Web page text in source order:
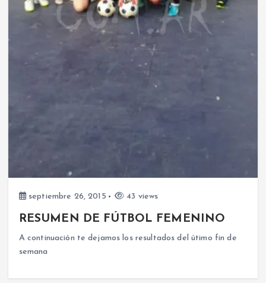
septiembre 26, 2015 43 views
RESUMEN DE FÚTBOL FEMENINO
A continuación te dejamos los resultados del útimo fin de
semana